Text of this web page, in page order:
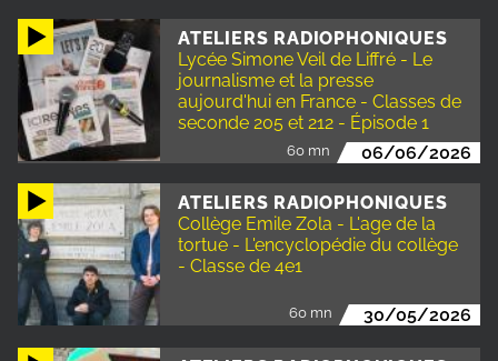
ATELIERS RADIOPHONIQUES
Lycée Simone Veil de Liffré - Le
journalisme et la presse
aujourd'hui en France - Classes de
seconde 205 et 212 - Épisode 1
60 mn 06/06/2026
ATELIERS RADIOPHONIQUES
Collège Emile Zola - L'age de la
tortue - L'encyclopédie du collège
- Classe de 4e1
60 mn 30/05/2026